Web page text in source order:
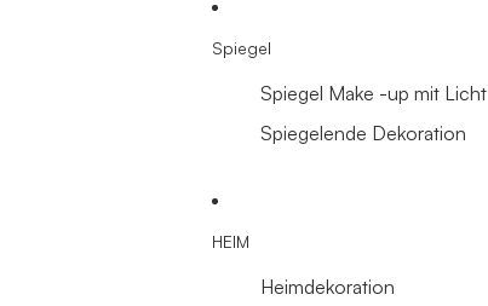
Spiegel
Spiegel Make -up mit Licht
Spiegelende Dekoration
HEIM
Heimdekoration